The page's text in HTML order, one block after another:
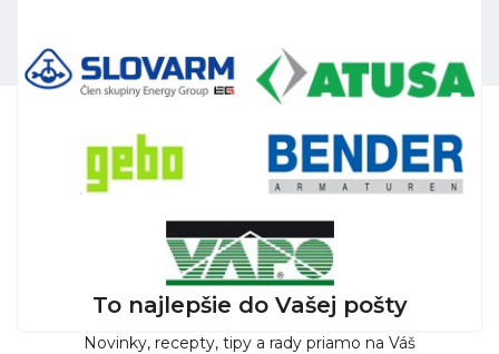
To najlepšie do Vašej pošty
Novinky, recepty, tipy a rady priamo na Váš